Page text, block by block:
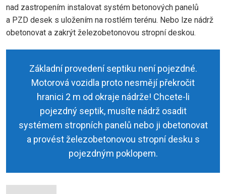
nad zastropením instalovat systém betonových panelů
a PZD desek s uložením na rostlém terénu. Nebo lze nádrž
obetonovat a zakrýt železobetonovou stropní deskou.
Základní provedení septiku není pojezdné.
Motorová vozidla proto nesmějí překročit
hranici 2 m od okraje nádrže! Chcete-li
pojezdný septik, musíte nádrž osadit
systémem stropních panelů nebo ji obetonovat
a provést železobetonovou stropní desku s
pojezdným poklopem.